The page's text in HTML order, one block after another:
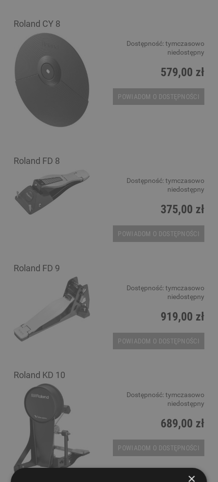
Roland CY 8
Dostępność: tymczasowo
niedostępny
579,00 zł
POWIADOM O DOSTĘPNOŚCI
Roland FD 8
Dostępność: tymczasowo
niedostępny
375,00 zł
POWIADOM O DOSTĘPNOŚCI
Roland FD 9
Dostępność: tymczasowo
niedostępny
919,00 zł
POWIADOM O DOSTĘPNOŚCI
Roland KD 10
Dostępność: tymczasowo
niedostępny
689,00 zł
POWIADOM O DOSTĘPNOŚCI
×